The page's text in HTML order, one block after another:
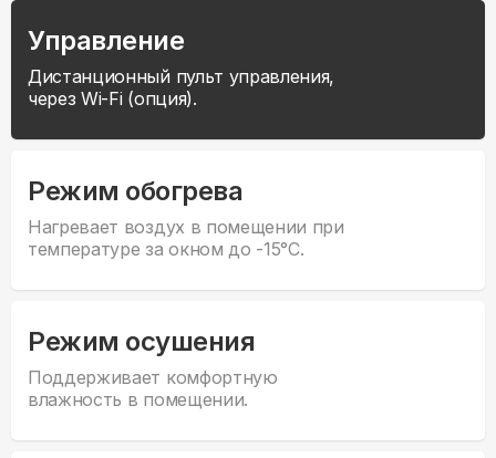
Управление
Дистанционный пульт управления,
через Wi-Fi (опция).
Режим обогрева
Нагревает воздух в помещении при
температуре за окном до -15°С.
Режим осушения
Поддерживает комфортную
влажность в помещении.